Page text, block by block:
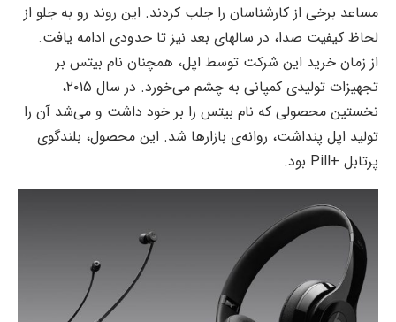
مساعد برخی از کارشناسان را جلب کردند. این روند رو به جلو از
لحاظ کیفیت صدا، در سالهای بعد نیز تا حدودی ادامه یافت.
از زمان خرید این شرکت توسط اپل، همچنان نام بیتس بر
تجهیزات تولیدی کمپانی به چشم می‌خورد. در سال ۲۰۱۵،
نخستین محصولی که نام بیتس را بر خود داشت و می‌شد آن را
تولید اپل پنداشت، روانه‌ی بازارها شد. این محصول، بلندگوی
پرتابل +Pill بود.